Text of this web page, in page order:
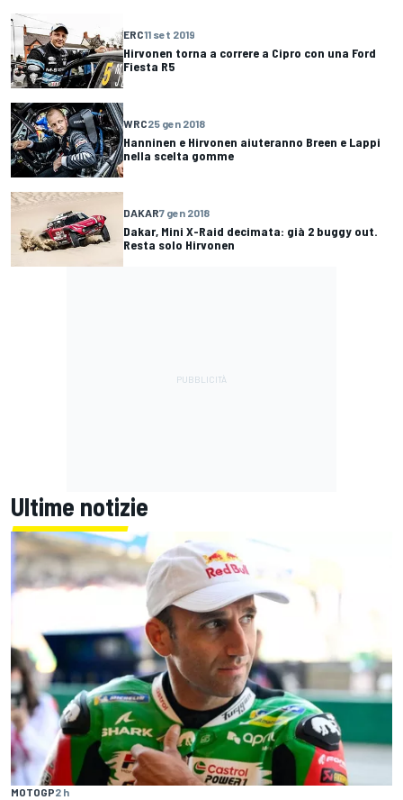
ERC11 set 2019
Hirvonen torna a correre a Cipro con una Ford
Fiesta R5
WRC25 gen 2018
Hanninen e Hirvonen aiuteranno Breen e Lappi
nella scelta gomme
DAKAR7 gen 2018
Dakar, Mini X-Raid decimata: già 2 buggy out.
Resta solo Hirvonen
Ultime notizie
MOTOGP2 h